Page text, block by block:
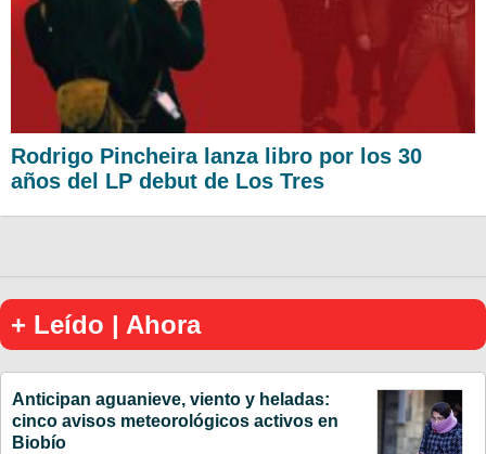
Rodrigo Pincheira lanza libro por los 30
años del LP debut de Los Tres
+ Leído | Ahora
Anticipan aguanieve, viento y heladas:
cinco avisos meteorológicos activos en
Biobío